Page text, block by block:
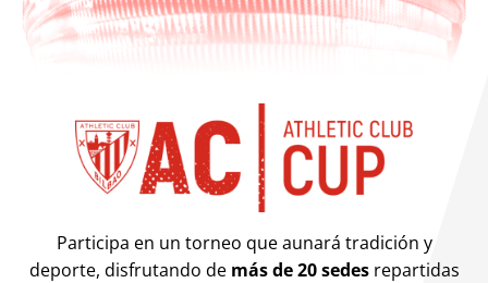
Participa en un torneo que aunará tradición y
deporte, disfrutando de más de 20 sedesrepartidas